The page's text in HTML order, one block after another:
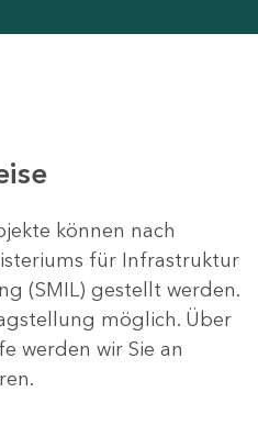
können nach
für Infrastruktur
(SMIL) gestellt werden.
möglich. Über
werden wir Sie an